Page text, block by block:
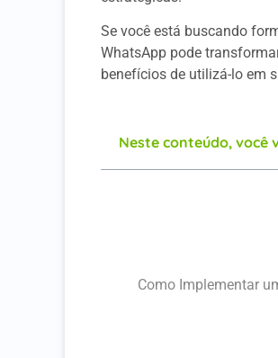
Se você está buscando
WhatsApp pode
benefícios de utilizá-lo em
Neste conteúdo, você
Como Implementar